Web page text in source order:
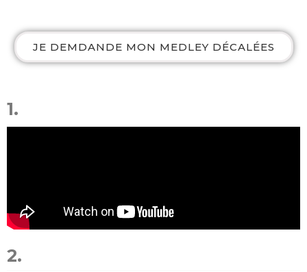
JE DEMDANDE MON MEDLEY DÉCALÉES
1.
2.